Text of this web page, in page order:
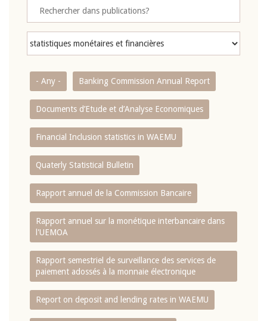
- Any - Banking Commission Annual Report
Documents d’Etude et d’Analyse Economiques
Financial Inclusion statistics in WAEMU
Quaterly Statistical Bulletin
Rapport annuel de la Commission Bancaire
Rapport annuel sur la monétique interbancaire dans
l'UEMOA
Rapport semestriel de surveillance des services de
paiement adossés à la monnaie électronique
Report on deposit and lending rates in WAEMU